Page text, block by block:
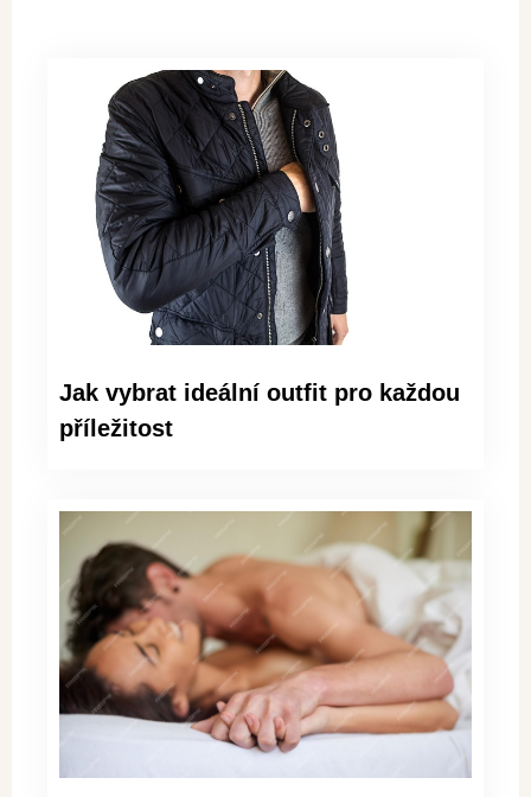
Jak vybrat ideální outfit pro každou
příležitost